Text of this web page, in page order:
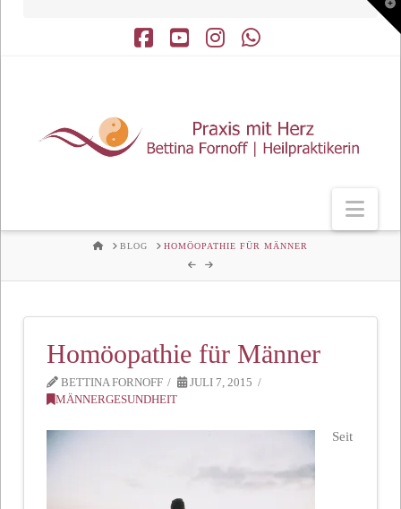
HOMEBLOG HOMÖOPATHIE FÜR MÄNNER
Homöopathie für Männer
BETTINA FORNOFF
JULI 7, 2015
MÄNNERGESUNDHEIT
Seit